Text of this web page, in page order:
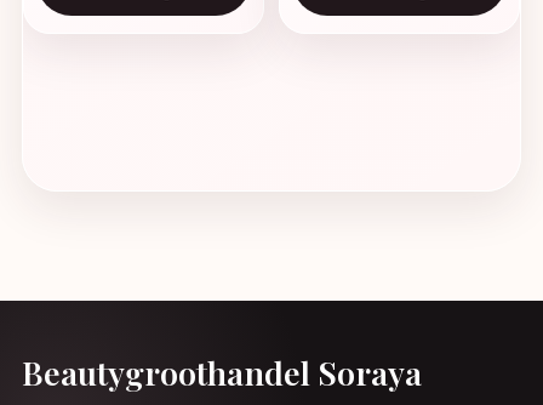
Beautygroothandel Soraya